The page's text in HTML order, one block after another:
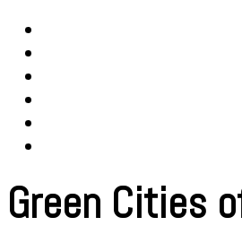
Green Cities